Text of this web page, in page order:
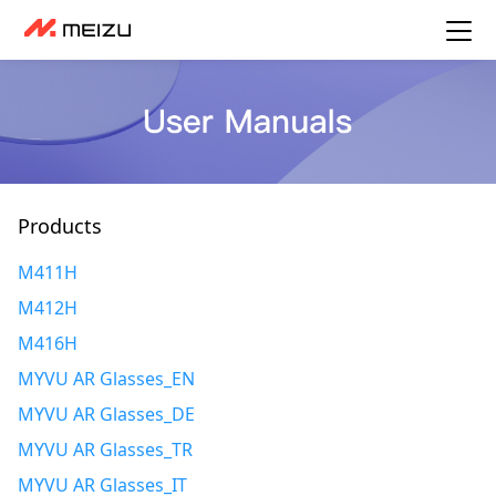
Products
M411H
M412H
M416H
MYVU AR Glasses_EN
MYVU AR Glasses_DE
MYVU AR Glasses_TR
MYVU AR Glasses_IT